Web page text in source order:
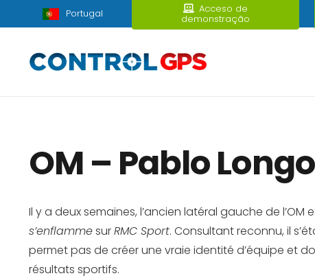
Portugal Acceso de
demonstração
OM – Pablo
Il y a deux semaines, l’ancien latéral gauche de
s’enflammesurRMC Sport. Consultant reconnu, il
permet pas de créer une vraie identité d’équipe et
résultats sportifs.